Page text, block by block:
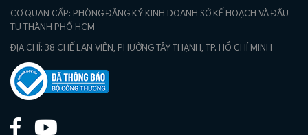
CƠ QUAN CẤP: PHÒNG ĐĂNG KÝ KINH DOANH SỞ KẾ HOẠCH VÀ ĐẦU
TƯ THÀNH PHỐ HCM
ĐỊA CHỈ: 38 CHẾ LAN VIÊN, PHƯỜNG TÂY THẠNH, TP. HỒ CHÍ MINH